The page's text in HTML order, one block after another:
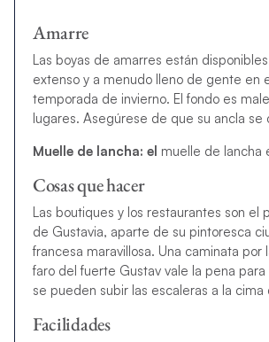
Amarre
Las boyas de amarres están
extenso y a menudo lleno de gente en
temporada de invierno. El fondo es
lugares. Asegúrese de que su ancla se
Muelle de lancha: el muelle de lancha
Cosas que hacer
Las boutiques y los restaurantes son el
de Gustavia, aparte de su pintoresca
francesa maravillosa. Una caminata por
faro del fuerte Gustav vale la pena para
se pueden subir las escaleras a la cima
Facilidades